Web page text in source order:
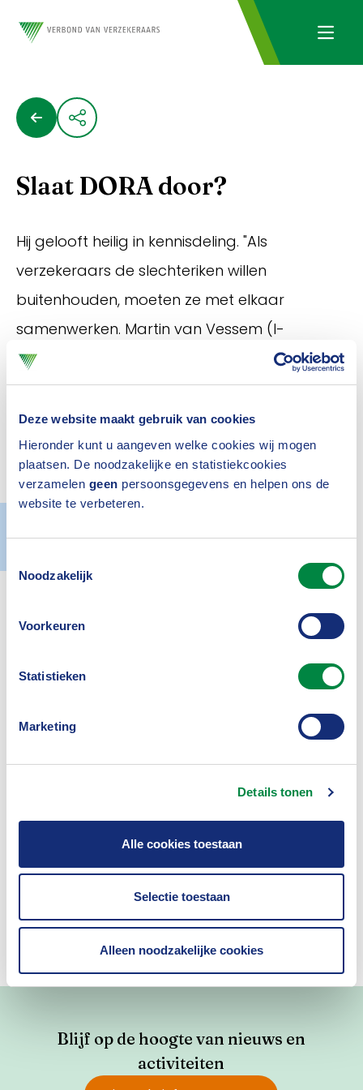
Deze website maakt gebruik van cookies
Hieronder kunt u aangeven welke cookies wij mogen
plaatsen. De noodzakelijke en statistiekcookies
verzamelen geen persoonsgegevens en helpen ons de
website te verbeteren.
Noodzakelijk
Voorkeuren
Statistieken
Marketing
Details tonen
Alle cookies toestaan
Selectie toestaan
Alleen noodzakelijke cookies
Inloggen
Slaat DORA door?
Hij gelooft heilig in kennisdeling. "Als
verzekeraars de slechteriken willen
buitenhouden, moeten ze met elkaar
samenwerken. Martin van Vessem (I-
ISAC) is door de wol geverfd als het gaat
over data en (cyber)veiligheid. We
spraken met hem over Europa en de
impact van de DORA-wetgeving. Lees
onze longread.
Actueel 14 december 2023
Was dit nuttig?
Ja Nee
Blijf op de hoogte van nieuws en
activiteiten